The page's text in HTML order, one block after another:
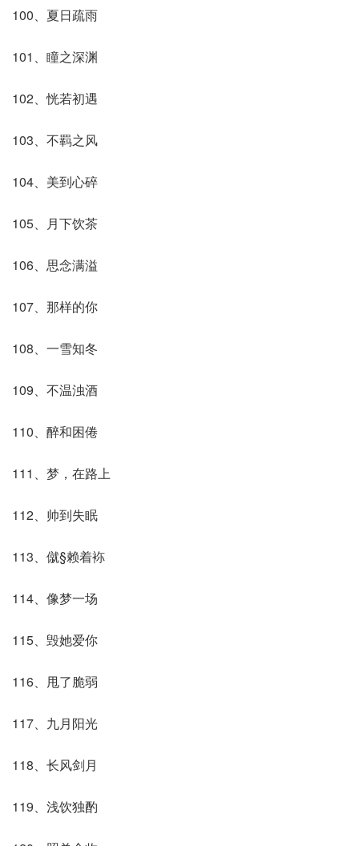
100、夏日疏雨
101、瞳之深渊
102、恍若初遇
103、不羁之风
104、美到心碎
105、月下饮茶
106、思念满溢
107、那样的你
108、一雪知冬
109、不温浊酒
110、醉和困倦
111、梦，在路上
112、帅到失眠
113、僦§赖着袮
114、像梦一场
115、毁她爱你
116、甩了脆弱
117、九月阳光
118、长风剑月
119、浅饮独酌